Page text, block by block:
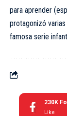
para aprender
protagonizó
famosa serie
230K
Like